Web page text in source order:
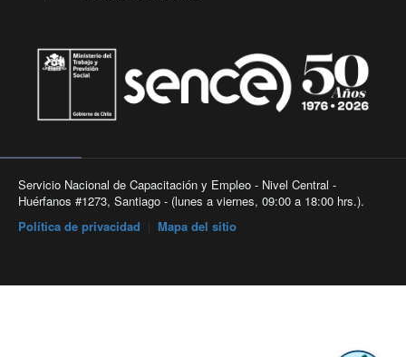
Servicio Nacional de Capacitación y Empleo - Nivel Central -
Huérfanos #1273, Santiago - (lunes a viernes, 09:00 a 18:00 hrs.).
Política de privacidad
Mapa del sitio